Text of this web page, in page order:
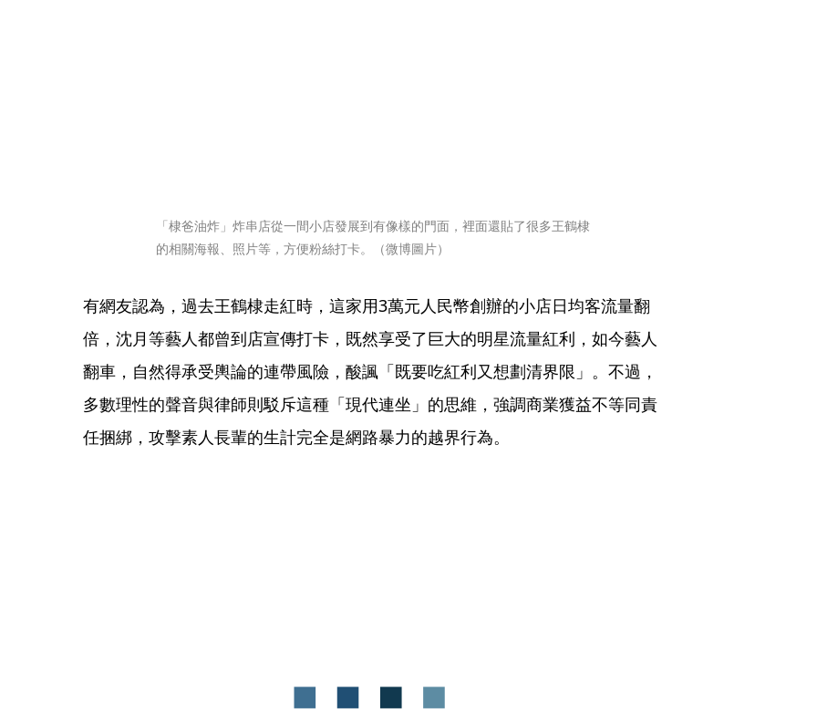
「棣爸油炸」炸串店從一間小店發展到有像樣的門面，裡面還貼了很多王鶴棣
的相關海報、照片等，方便粉絲打卡。（微博圖片）
有網友認為，過去王鶴棣走紅時，這家用3萬元人民幣創辦的小店日均客流量翻
倍，沈月等藝人都曾到店宣傳打卡，既然享受了巨大的明星流量紅利，如今藝人
翻車，自然得承受輿論的連帶風險，酸諷「既要吃紅利又想劃清界限」。不過，
多數理性的聲音與律師則駁斥這種「現代連坐」的思維，強調商業獲益不等同責
任捆綁，攻擊素人長輩的生計完全是網路暴力的越界行為。